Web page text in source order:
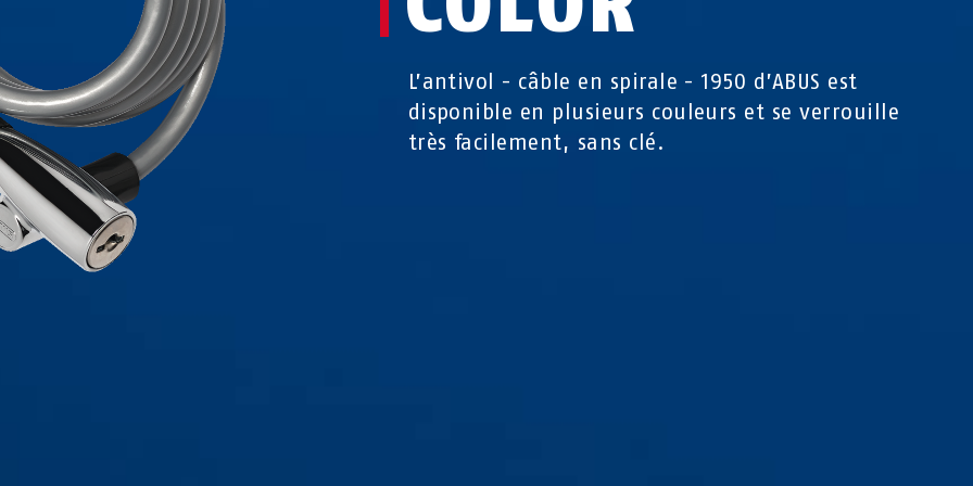
L’antivol - câble en spirale - 1950 d’ABUS est
disponible en plusieurs couleurs et se verrouille
très facilement, sans clé.